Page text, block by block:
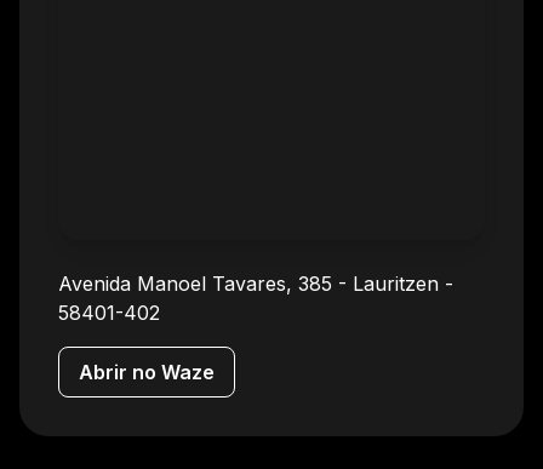
Avenida Manoel Tavares, 385 - Lauritzen -
58401-402
Abrir no Waze